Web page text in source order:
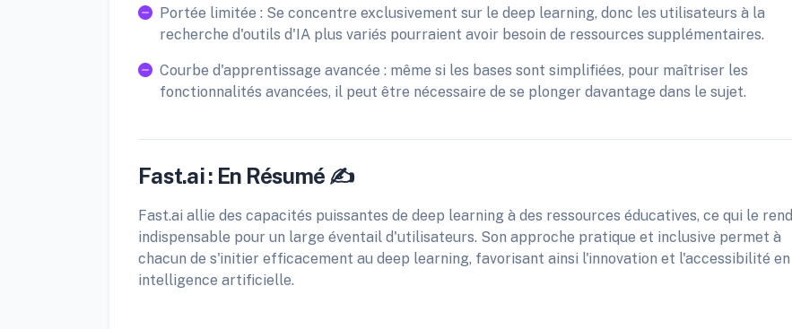
Portée limitée : Se concentre exclusivement sur le deep learning, donc les utilisateurs à la
recherche d'outils d'IA plus variés pourraient avoir besoin de ressources supplémentaires.
Courbe d'apprentissage avancée : même si les bases sont simplifiées, pour maîtriser les
fonctionnalités avancées, il peut être nécessaire de se plonger davantage dans le sujet.
Fast.ai : En Résumé ✍️
Fast.ai allie des capacités puissantes de deep learning à des ressources éducatives, ce qui le rend
indispensable pour un large éventail d'utilisateurs. Son approche pratique et inclusive permet à
chacun de s'initier efficacement au deep learning, favorisant ainsi l'innovation et l'accessibilité en
intelligence artificielle.